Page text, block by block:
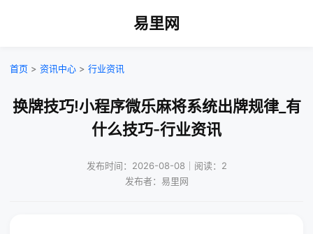
易里网
首页 > 资讯中心 > 行业资讯
换牌技巧!小程序微乐麻将系统出牌规律_有
什么技巧-行业资讯
发布时间：2026-08-08｜阅读：2
发布者：易里网